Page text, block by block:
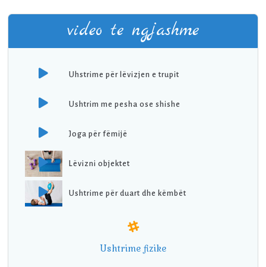
video te ngjashme
Uhstrime për lëvizjen e trupit
Ushtrim me pesha ose shishe
Joga për fëmijë
Lëvizni objektet
Ushtrime për duart dhe këmbët
Ushtrime fizike